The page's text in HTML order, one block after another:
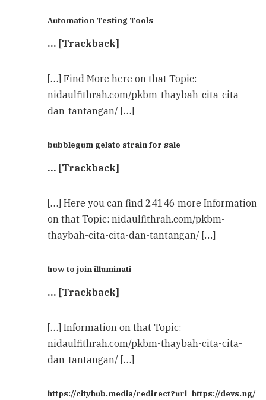
Automation Testing Tools
… [Trackback]
[…] Find More here on that Topic:
nidaulfithrah.com/pkbm-thaybah-cita-cita-
dan-tantangan/ […]
bubblegum gelato strain for sale
… [Trackback]
[…] Here you can find 24146 more Information
on that Topic: nidaulfithrah.com/pkbm-
thaybah-cita-cita-dan-tantangan/ […]
how to join illuminati
… [Trackback]
[…] Information on that Topic:
nidaulfithrah.com/pkbm-thaybah-cita-cita-
dan-tantangan/ […]
https://cityhub.media/redirect?url=https://devs.ng/